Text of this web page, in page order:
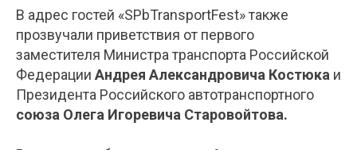
В адрес гостей «SPbTransportFest» также
прозвучали приветствия от первого
заместителя Министра транспорта Российской
Федерации Андрея Александровича Костюка и
Президента Российского автотранспортного
союза Олега Игоревича Старовойтова.